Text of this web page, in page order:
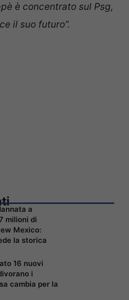
è concentrato sul Psg,
il suo futuro”.
a
milioni di
Mexico:
la storica
16 nuovi
i
cambia per la